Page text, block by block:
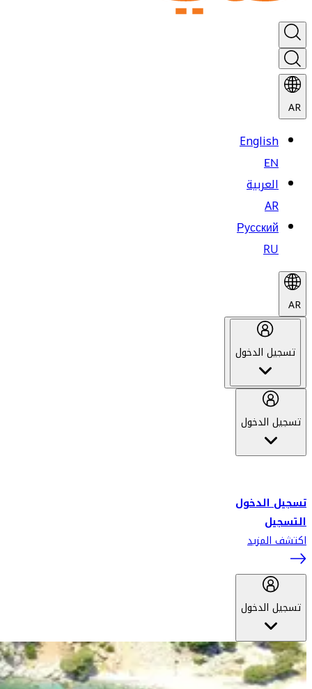
AR
English
EN
العربية
AR
Русский
RU
AR
تسجيل الدخول
تسجيل الدخول
تسجيل الدخول
التسجيل
اكتشف المزيد
تسجيل الدخول